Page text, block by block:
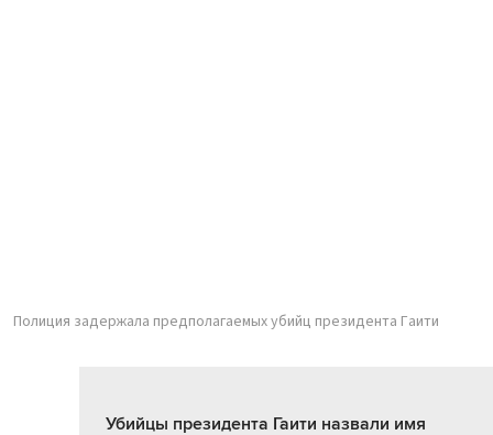
Полиция задержала предполагаемых убийц президента Гаити
Убийцы президента Гаити назвали имя